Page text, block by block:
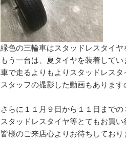
緑色の三輪車はスタッドレスタイ
もう一台は、夏タイヤを装着してい
車で走るよりもよりスタッドレスタ
スタッフの撮影した動画もありま
さらに１１月９日から１１日まで
スタッドレスタイヤ等とてもお買
皆様のご来店心よりお待ちしており